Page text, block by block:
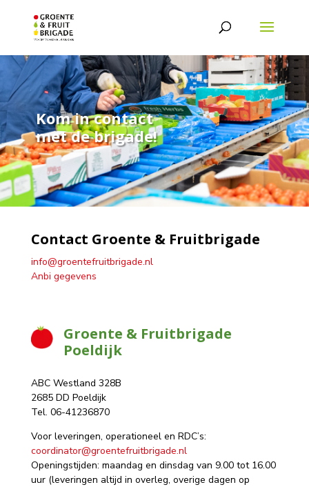
Kom in contact
met de brigade!
Contact Groente & Fruitbrigade
info@groentefruitbrigade.nl
Anbi gegevens
Groente & Fruitbrigade
Poeldijk
ABC Westland 328B
2685 DD Poeldijk
Tel. 06-41236870
Voor leveringen, operationeel en RDC’s:
coordinator@groentefruitbrigade.nl
Openingstijden: maandag en dinsdag van 9.00 tot 16.00
uur (leveringen altijd in overleg, overige dagen op